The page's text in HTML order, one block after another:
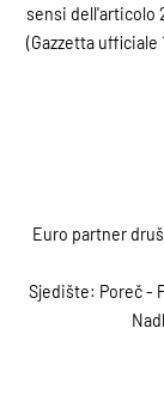
sensi dell'articolo
(Gazzetta ufficiale
Euro partner
Sjedište: Poreč -